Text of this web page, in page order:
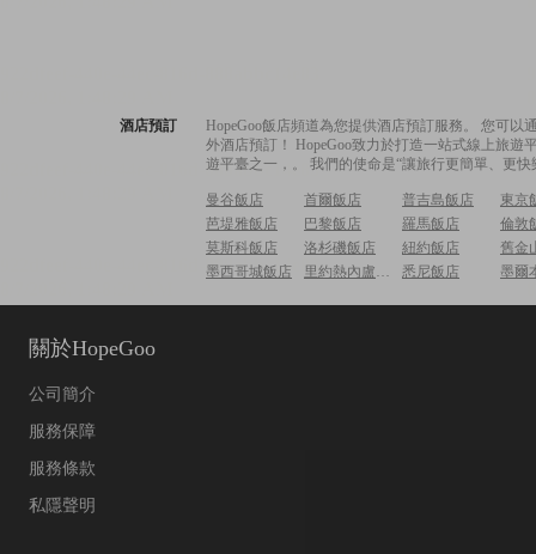
酒店預訂
HopeGoo飯店頻道為您提供酒店預訂服務。 您可
外酒店預訂！ HopeGoo致力於打造一站式線上旅
遊平臺之一，。 我們的使命是“讓旅行更簡單、更
曼谷飯店 首爾飯店 普吉島飯店
東京
芭堤雅飯店
巴黎飯店 羅馬飯店
倫敦
莫斯科飯店
洛杉磯飯店 紐約飯店
舊金
墨西哥城飯店
里約熱內盧飯店 悉尼飯店 墨爾
關於HopeGoo
公司簡介
服務保障
服務條款
私隱聲明